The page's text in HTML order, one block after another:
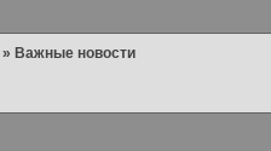
» Важные новости